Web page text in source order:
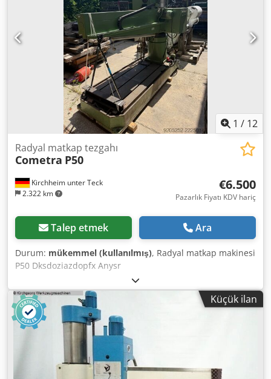
1 / 12
Kirchheim unter Teck
2.322 km
Radyal matkap tezgahı
Cometra P50
€6.500
Pazarlık Fiyatı KDV hariç
Talep etmek Ara
Durum: mükemmel (kullanılmış), Radyal matkap makinesi
P50 Dksdoziazdopfx Anysr
Küçük ilan